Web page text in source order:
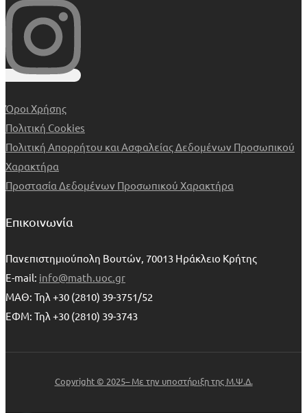
Όροι Χρήσης
Πολιτική Cookies
Πολιτική Απορρήτου και Ασφαλείας Δεδομένων Προσωπικού
Χαρακτήρα
Προστασία Δεδομένων Προσωπικού Χαρακτήρα
Επικοινωνία
Πανεπιστημιούπολη Βουτών, 70013 Ηράκλειο Κρήτης
E-mail: info@math.uoc.gr
ΜΑΘ: Τηλ +30 (2810) 39-3751/52
ΕΦΜ: Τηλ +30 (2810) 39-3743
Copyright © 2025– Με την υποστήριξη της Μ.Ψ.Δ.